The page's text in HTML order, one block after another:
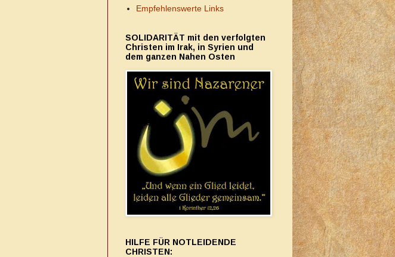
Empfehlenswerte Links
SOLIDARITÄT mit den verfolgten
Christen im Irak, in Syrien und
dem ganzen Nahen Osten
HILFE FÜR NOTLEIDENDE
CHRISTEN: